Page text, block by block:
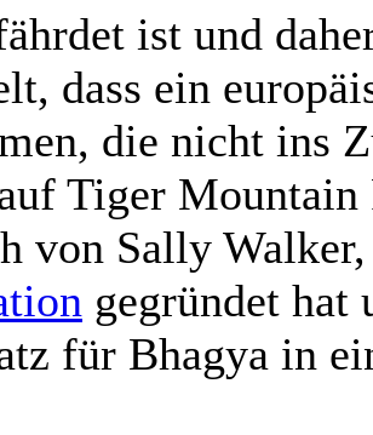
ist und
dass ein
die nicht ins
Tiger
von Sally
gegründet
für Bhagya in